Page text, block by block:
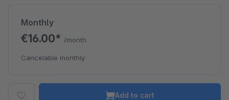
Monthly
€16.00* /month
Cancelable monthly
Add to cart